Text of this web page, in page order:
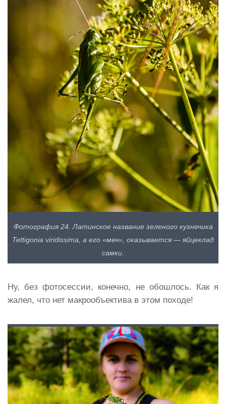
Фотография 24. Латинское название зеленого кузнечика
Tettigonia viridissima, а его «меч», оказывается — яйцеклад
самки.
Ну, без фотосессии, конечно, не обошлось. Как я
жалел, что нет макрообъектива в этом походе!